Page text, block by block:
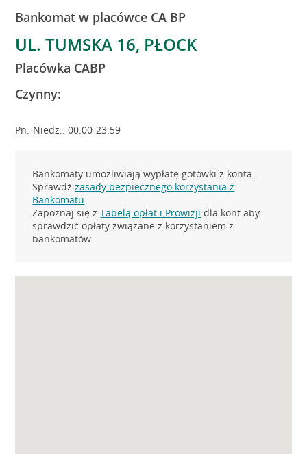
Bankomat w placówce CA BP
UL. TUMSKA 16, PŁOCK
Placówka CABP
Czynny:
Pn.-Niedz.: 00:00-23:59
Bankomaty umożliwiają wypłatę gotówki z konta.
Sprawdźzasady bezpiecznego korzystania z
Bankomatu.
Zapoznaj się zTabelą opłat i Prowizji dla kont aby
sprawdzić opłaty związane z korzystaniem z
bankomatów.